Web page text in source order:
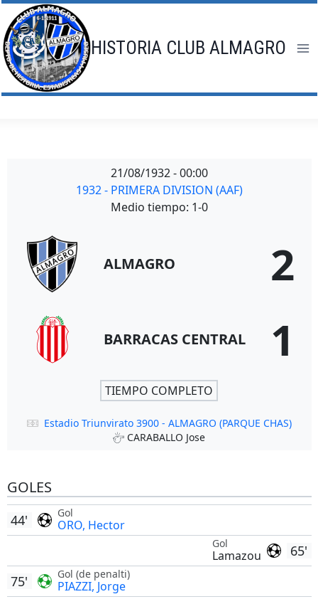
Saltar
al
contenido
HISTORIA CLUB ALMAGRO
21/08/1932 - 00:00
1932 - PRIMERA DIVISION (AAF)
Medio tiempo: 1-0
ALMAGRO 2
BARRACAS CENTRAL 1
TIEMPO COMPLETO
Estadio Triunvirato 3900 - ALMAGRO (PARQUE CHAS)
CARABALLO Jose
GOLES
Gol
ORO, Hector
44'
65'
Gol
Lamazou
Gol (de penalti)
PIAZZI, Jorge
75'